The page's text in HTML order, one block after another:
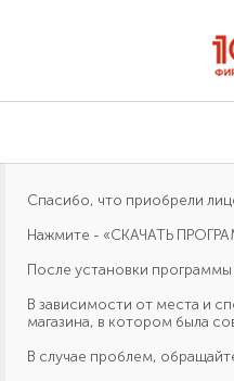
Спасибо, что приобрели
Нажмите - «СКАЧАТЬ
После установки
В зависимости от места и
магазина, в котором была
В случае проблем,